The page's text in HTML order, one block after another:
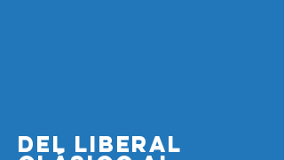
del liberal